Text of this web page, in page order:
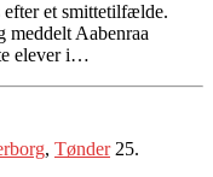
efter et smittetilfælde.
meddelt Aabenraa
elever i…
, Tønder 25.